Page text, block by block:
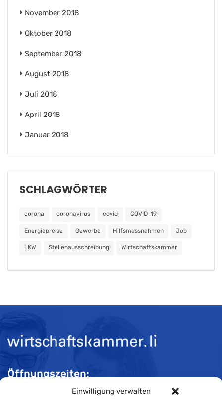
Einwilligung verwalten
November 2018
Oktober 2018
September 2018
August 2018
Juli 2018
April 2018
Januar 2018
SCHLAGWÖRTER
corona coronavirus covid COVID-19
Energiepreise Gewerbe Hilfsmassnahmen Job
LKW Stellenausschreibung Wirtschaftskammer
Öffnungszeiten:
Mo-Do 08:00 bis 11:30 und 13:30 bis 16:30 Uhr